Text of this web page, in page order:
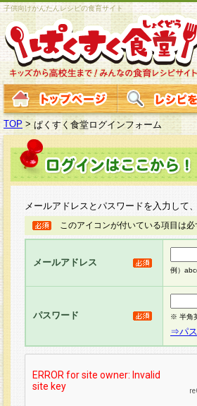
子供向けかんたんレシピの食育サイト
TOP > ぱくすく食堂ログインフォーム
メールアドレスとパスワードを入力して
このアイコンが付いている項目は必
メールアドレス
例）
パスワード ※ 半角
⇒パス